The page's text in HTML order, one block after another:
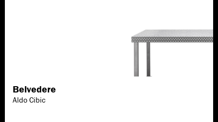
Belvedere
Aldo Cibic